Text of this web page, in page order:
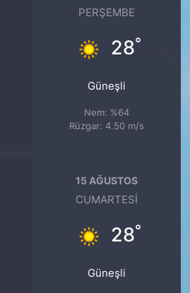
PERŞEMBE
28°
Güneşli
Nem: %64
Rüzgar: 4.50 m/s
15 AĞUSTOS
CUMARTESI
28°
Güneşli